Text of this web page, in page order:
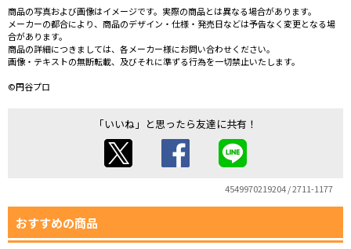
商品の写真および画像はイメージです。実際の商品とは異なる場合があります。
メーカーの都合により、商品のデザイン・仕様・発売日などは予告なく変更となる場
合があります。
商品の詳細につきましては、各メーカー様にお問い合わせください。
画像・テキストの無断転載、及びそれに準ずる行為を一切禁止いたします。
©円谷プロ
「いいね」と思ったら友達に共有！
4549970219204 / 2711-1177
おすすめの商品